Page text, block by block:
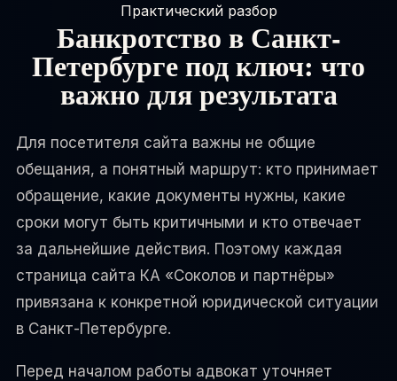
Практический разбор
Банкротство в Санкт-
Петербурге под ключ: что
важно для результата
Для посетителя сайта важны не общие
обещания, а понятный маршрут: кто принимает
обращение, какие документы нужны, какие
сроки могут быть критичными и кто отвечает
за дальнейшие действия. Поэтому каждая
страница сайта КА «Соколов и партнёры»
привязана к конкретной юридической ситуации
в Санкт-Петербурге.
Перед началом работы адвокат уточняет